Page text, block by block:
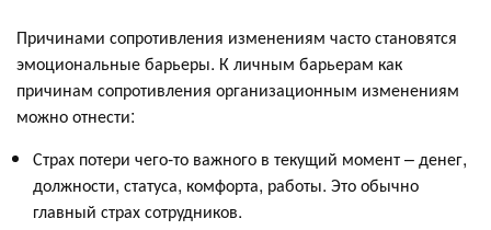
Причинами сопротивления изменениям часто становятся
эмоциональные барьеры. К личным барьерам как
причинам сопротивления организационным изменениям
можно отнести:
Страх потери чего-то важного в текущий момент – денег,
должности, статуса, комфорта, работы. Это обычно
главный страх сотрудников.